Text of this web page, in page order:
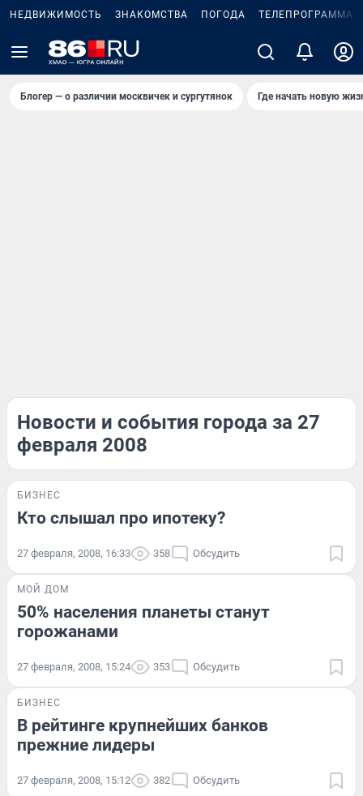
НЕДВИЖИМОСТЬ ЗНАКОМСТВА ПОГОДА ТЕЛЕПРОГРАММА
Блогер — о различии москвичек и сургутянок Где начать новую
Новости и события города за 27
февраля 2008
БИЗНЕС
Кто слышал про ипотеку?
27 февраля, 2008, 16:33 358 Обсудить
МОЙ ДОМ
50% населения планеты станут
горожанами
27 февраля, 2008, 15:24 353 Обсудить
БИЗНЕС
В рейтинге крупнейших банков
прежние лидеры
27 февраля, 2008, 15:12 382 Обсудить